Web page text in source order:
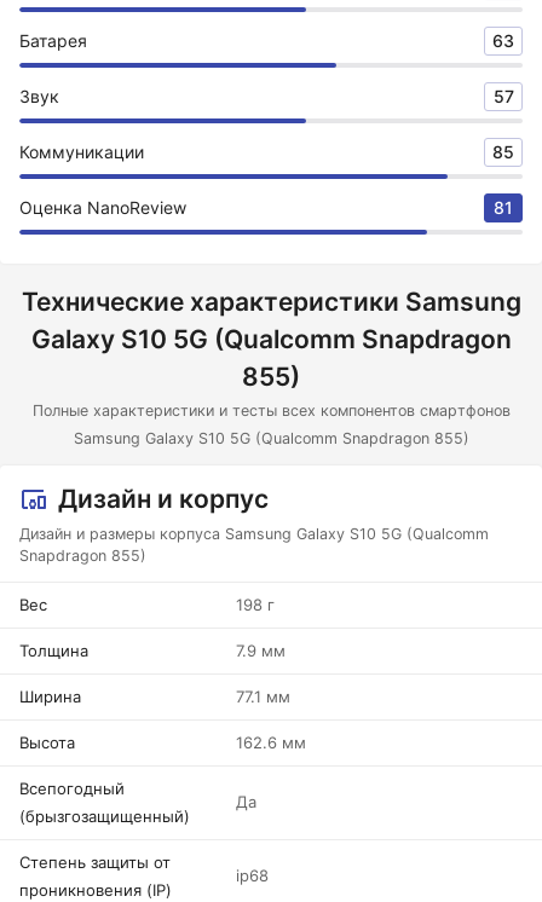
Батарея 63
Звук 57
Коммуникации 85
Оценка NanoReview 81
Технические характеристики Samsung
Galaxy S10 5G (Qualcomm Snapdragon
855)
Полные характеристики и тесты всех компонентов смартфонов
Samsung Galaxy S10 5G (Qualcomm Snapdragon 855)
Дизайн и корпус
Дизайн и размеры корпуса Samsung Galaxy S10 5G (Qualcomm
Snapdragon 855)
Вес 198 г
Толщина 7.9 мм
Ширина 77.1 мм
Высота 162.6 мм
Всепогодный
(брызгозащищенный)
Да
Степень защиты от
проникновения (IP)
ip68